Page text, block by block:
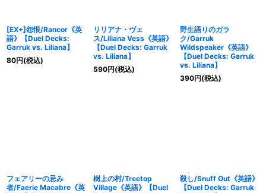
[EX+]怨恨/Rancor《英
語》【Duel Decks:
Garruk vs. Liliana】
80円(税込)
リリアナ・ヴェ
ス/Liliana Vess《英語》
【Duel Decks: Garruk
vs. Liliana】
590円(税込)
野生語りのガラ
ク/Garruk
Wildspeaker《英語》
【Duel Decks: Garruk
vs. Liliana】
390円(税込)
フェアリーの忌み
者/Faerie Macabre《英
樹上の村/Treetop
Village《英語》【Duel
殺し/Snuff Out《英語》
【Duel Decks: Garruk